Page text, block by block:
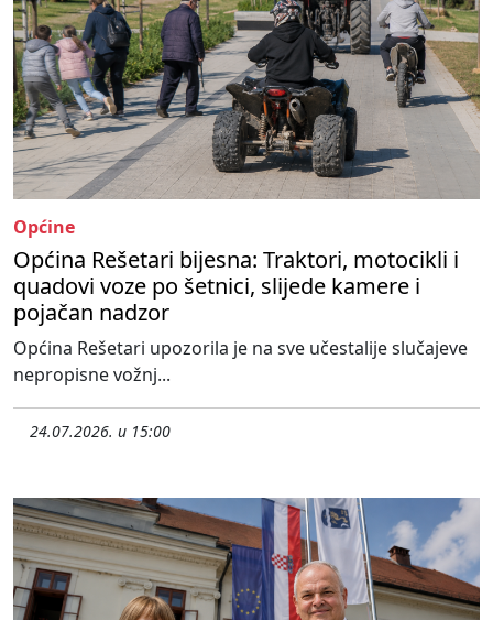
Općine
Općina Rešetari bijesna: Traktori, motocikli i
quadovi voze po šetnici, slijede kamere i
pojačan nadzor
Općina Rešetari upozorila je na sve učestalije slučajeve
nepropisne vožnj...
24.07.2026. u 15:00